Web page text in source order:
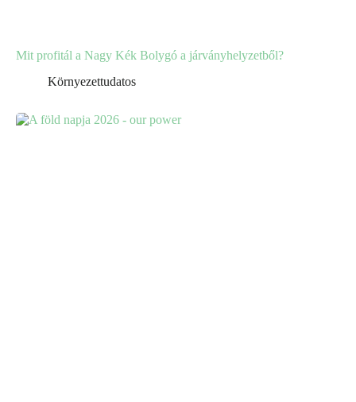
Mit profitál a Nagy Kék Bolygó a járványhelyzetből?
Környezettudatos